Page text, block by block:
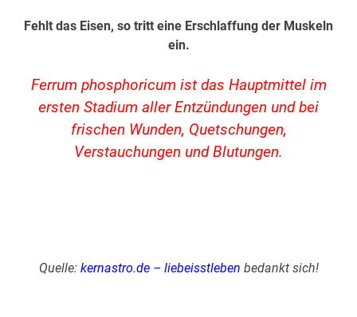
Fehlt das Eisen, so tritt eine Erschlaffung der Muskeln
ein.
Ferrum phosphoricum ist das Hauptmittel im
ersten Stadium aller Entzündungen und bei
frischen Wunden, Quetschungen,
Verstauchungen und Blutungen.
Quelle: kernastro.de – liebeisstleben bedankt sich!